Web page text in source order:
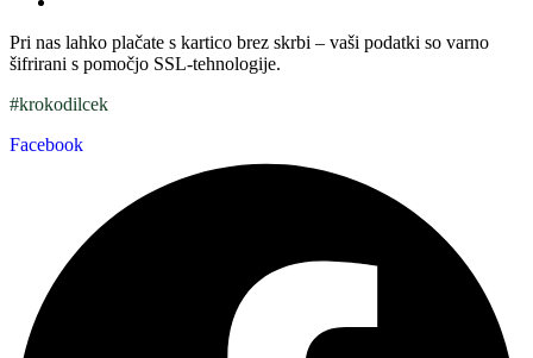
Pri nas lahko plačate s kartico brez skrbi – vaši podatki so varno
šifrirani s pomočjo SSL-tehnologije.
#krokodilcek
Facebook